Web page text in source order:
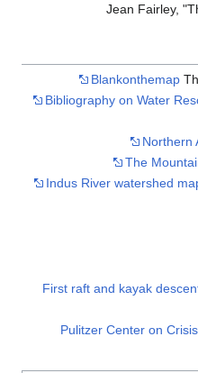
Jean Fairley,
Blankonthemap
Bibliography on Water
Northern
The
Indus River watershed
First raft and kayak
Pulitzer Center on